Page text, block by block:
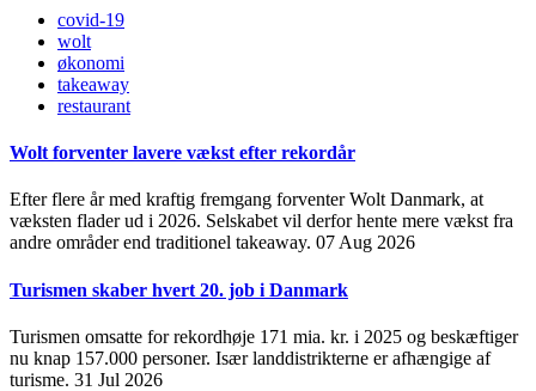
covid-19
wolt
økonomi
takeaway
restaurant
Wolt forventer lavere vækst efter rekordår
Efter flere år med kraftig fremgang forventer Wolt Danmark, at
væksten flader ud i 2026. Selskabet vil derfor hente mere vækst fra
andre områder end traditionel takeaway. 07 Aug 2026
Turismen skaber hvert 20. job i Danmark
Turismen omsatte for rekordhøje 171 mia. kr. i 2025 og beskæftiger
nu knap 157.000 personer. Især landdistrikterne er afhængige af
turisme. 31 Jul 2026